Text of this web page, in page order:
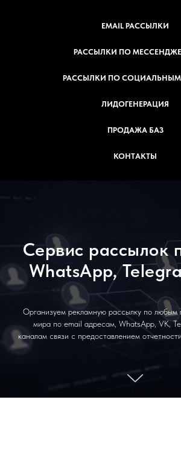
EMAIL РАССЫЛКИ
РАССЫЛКИ ПО
РАССЫЛКИ ПО СОЦИАЛЬНЫМ
ЛИДОГЕНЕРАЦИЯ
ПРОДАЖА БАЗ
КОНТАКТЫ
Сервис рассылок
WhatsApp,
Организуем рекламную рассылку по любым
мира по email адресам, WhatsApp, VK,
каналам связи с предоставлением